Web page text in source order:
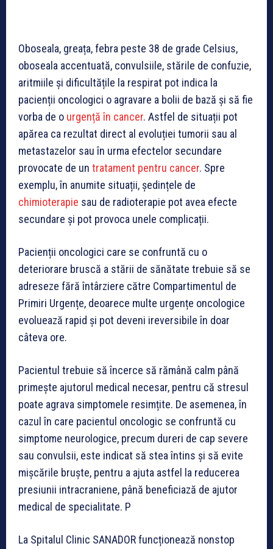
Oboseala, greața, febra peste 38 de grade Celsius,
oboseala accentuată, convulsiile, stările de confuzie,
aritmiile și dificultățile la respirat pot indica la
pacienții oncologici o agravare a bolii de bază și să fie
vorba de o urgență în cancer. Astfel de situații pot
apărea ca rezultat direct al evoluției tumorii sau al
metastazelor sau în urma efectelor secundare
provocate de un tratament pentru cancer. Spre
exemplu, în anumite situații, ședințele de
chimioterapie sau de radioterapie pot avea efecte
secundare și pot provoca unele complicații.
Pacienții oncologici care se confruntă cu o
deteriorare bruscă a stării de sănătate trebuie să se
adreseze fără întârziere către Compartimentul de
Primiri Urgențe, deoarece multe urgențe oncologice
evoluează rapid și pot deveni ireversibile în doar
câteva ore.
Pacientul trebuie să încerce să rămână calm până
primește ajutorul medical necesar, pentru că stresul
poate agrava simptomele resimțite. De asemenea, în
cazul în care pacientul oncologic se confruntă cu
simptome neurologice, precum dureri de cap severe
sau convulsii, este indicat să stea întins și să evite
mișcările bruște, pentru a ajuta astfel la reducerea
presiunii intracraniene, până beneficiază de ajutor
medical de specialitate. P
La Spitalul Clinic SANADOR funcționează nonstop